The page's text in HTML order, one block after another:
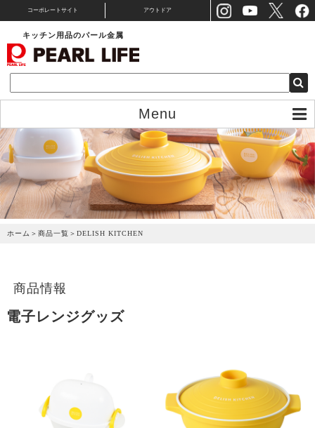
コーポレートサイト アウトドア
キッチン用品のパール金属
Menu
ホーム ＞ 商品一覧 ＞ DELISH KITCHEN
商品情報
電子レンジグッズ